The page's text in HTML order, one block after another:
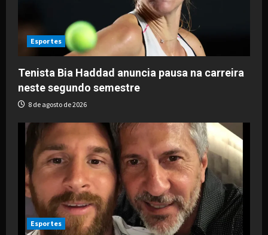
Esportes
Tenista Bia Haddad anuncia pausa na carreira
neste segundo semestre
8 de agosto de 2026
Esportes